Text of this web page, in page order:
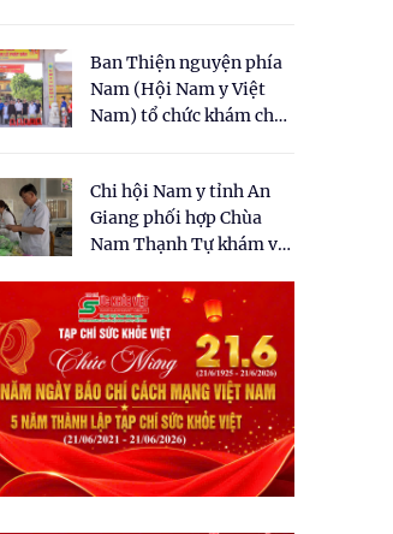
Ban Thiện nguyện phía
Nam (Hội Nam y Việt
Nam) tổ chức khám chữa
dân tại xã Tân Tập
Chi hội Nam y tỉnh An
Giang phối hợp Chùa
Nam Thạnh Tự khám và
nhân dân